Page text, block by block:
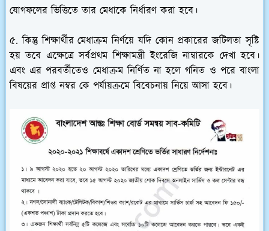
যোগফলের ভিত্তিতে তার মেধাকে নির্ধারণ করা হবে।
৫. কিন্তু শিক্ষার্থীর মেধাক্রম নির্ণয়ে যদি কোন প্রকারের জটিলতা সৃষ্টি
হয় তবে এক্ষেত্রে সর্বপ্রথম শিক্ষামন্ত্রী ইংরেজি নাম্বারকে দেখা হবে।
এবং এর পরবর্তীতেও মেধাক্রম নির্ণিত না হলে গনিত ও পরে বাংলা
বিষয়ের প্রাপ্ত নম্বর কে পর্যায়ক্রমে বিবেচনায় নিয়ে আসা হবে।